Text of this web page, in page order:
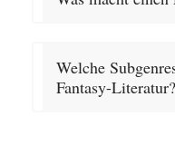
Welche
Fantasy-Literatur?